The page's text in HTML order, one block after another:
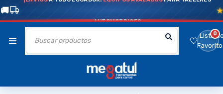
AUTOMOTRICES
Lista0